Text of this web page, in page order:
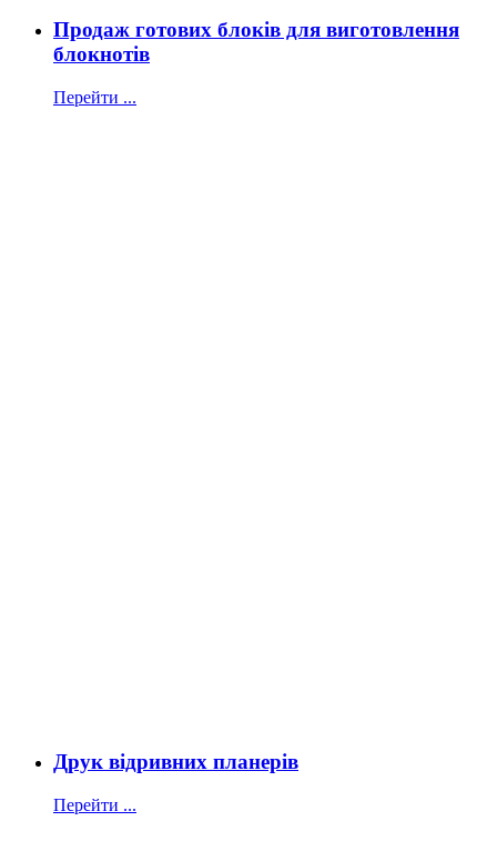
Продаж готових блоків для виготовлення
блокнотів
Перейти ...
Друк відривних планерів
Перейти ...